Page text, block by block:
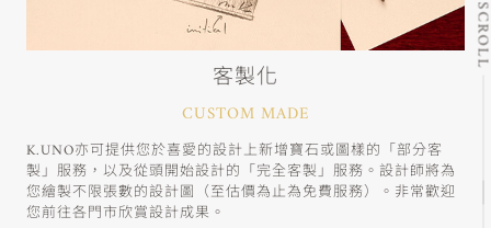
客製化
CUSTOM MADE
K.UNO亦可提供您於喜愛的設計上新增寶石或圖樣的「部分客
製」服務，以及從頭開始設計的「完全客製」服務。設計師將為
您繪製不限張數的設計圖（至估價為止為免費服務）。非常歡迎
您前往各門市欣賞設計成果。